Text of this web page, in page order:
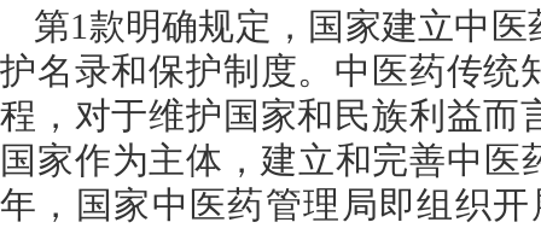
第1款明确规定，国家建立中
护名录和保护制度。中医药传统
程，对于维护国家和民族利益而
国家作为主体，建立和完善中医
年，国家中医药管理局即组织开